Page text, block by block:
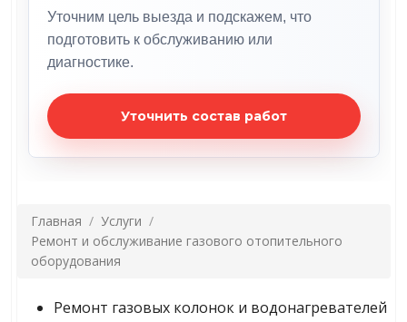
Уточним цель выезда и подскажем, что
подготовить к обслуживанию или
диагностике.
Уточнить состав работ
Главная
Услуги
Ремонт и обслуживание газового отопительного
оборудования
Ремонт газовых колонок и водонагревателей